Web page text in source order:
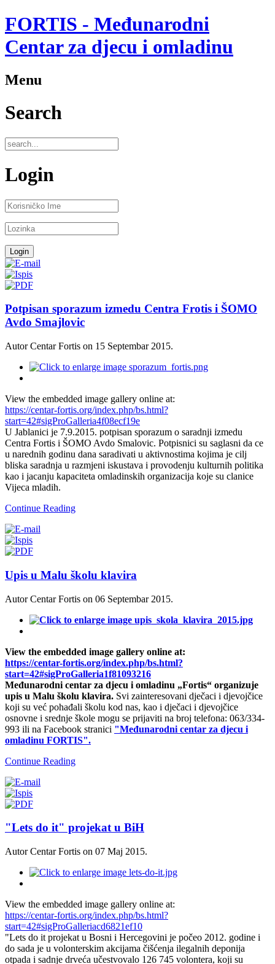
FORTIS - Međunarodni
Centar za djecu i omladinu
Menu
Search
Login
Potpisan sporazum izmedu Centra Frotis i ŠOMO
Avdo Smajlovic
Autor Centar Fortis on 15 Septembar 2015.
View the embedded image gallery online at:
https://centar-fortis.org/index.php/bs.html?
start=42#sigProGalleria4f08ecf19e
U Jablanici je 7.9.2015. potpisan sporazum o saradnji izmedu
Centra Fortis i ŠOMO Avdo Smalovic. Potpisnici su saglasni da ce
u narednih godinu dana saradivati u aktivnostima kojima je cilj
bliska saradnja u razmjeni iskustava i provodenju kulturnih politika
kao i jacanju kapaciteta omladinskih organizacija koje su clanice
Vijeca mladih.
Continue Reading
Upis u Malu školu klavira
Autor Centar Fortis on 06 Septembar 2015.
View the embedded image gallery online at:
https://centar-fortis.org/index.php/bs.html?
start=42#sigProGalleria1f81093216
Međunarodni centar za djecu i omladinu „Fortis“ organizuje
upis u Malu školu klavira. Svi zainteresovani dječaci i djevojčice
koji su već pohađali školu kod nas, kao i dječaci i djevojčice
osnovne i srednje škole mogu se prijaviti na broj telefona: 063/334-
993 ili na Facebook stranici "Međunarodni centar za djecu i
omladinu FORTIS".
Continue Reading
"Lets do it" projekat u BiH
Autor Centar Fortis on 07 Maj 2015.
View the embedded image gallery online at:
https://centar-fortis.org/index.php/bs.html?
start=42#sigProGalleriacd6821ef10
"Lets do it projekat u Bosni i Hercegovini je počeo 2012. godine i
do sada je u volonterskim akcijama čišćenja ilegalnih deponija
otpada i sadnje drveća učestvovalo 126 745 volontera, koji su